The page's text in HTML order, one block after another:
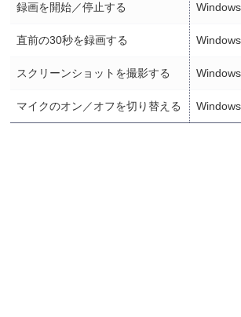
録画を開始／停止する
直前の30秒を録画する
スクリーンショットを撮影する
マイクのオン／オフを切り替える